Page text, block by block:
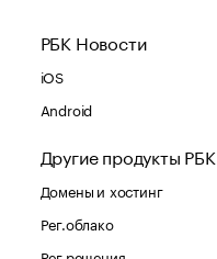
РБК Новости
iOS
Android
Другие продукты РБК
Домены и хостинг
Рег.облако